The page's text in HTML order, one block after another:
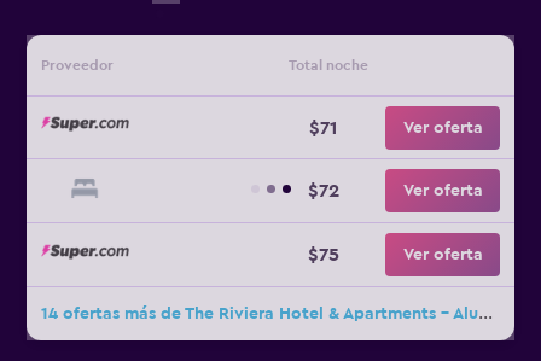
Proveedor Total noche
$71 Ver oferta
$72 Ver oferta
$75 Ver oferta
14 ofertas más de The Riviera Hotel & Apartments - Alum Chine